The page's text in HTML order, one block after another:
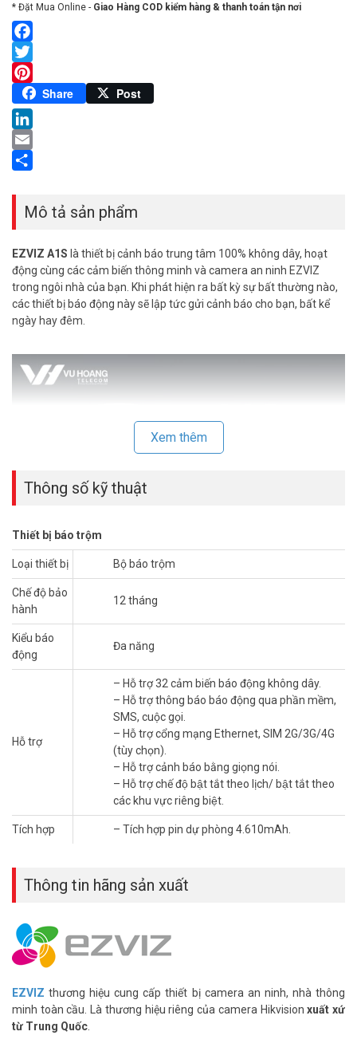
* Đặt Mua Online - Giao Hàng COD kiểm hàng & thanh toán tận nơi
Facebook
Twitter
Pinterest
Share Post
LinkedIn
Email
Mô tả sản phẩm
EZVIZ A1S là thiết bị cảnh báo trung tâm 100% không dây, hoạt
động cùng các cảm biến thông minh và camera an ninh EZVIZ
trong ngôi nhà của bạn. Khi phát hiện ra bất kỳ sự bất thường nào,
các thiết bị báo động này sẽ lập tức gửi cảnh báo cho bạn, bất kể
ngày hay đêm.
Nhờ tích hợp pin sạc và kết nối bằng dữ liệu di động (tùy chọn), A1S
đảm bảo hệ thống an ninh của bạn luôn được kết nối với nhau và
với mạng Internet.
Ngôi nhà thông minh kiểu mới của riêng bạn
Tự tay thiết kế hệ thống nhà thông minh tích hợp từ các thiết bị
không dâycủa EZVIZ và điều khiển thông qua ứng dụng EZVIZ. A1S
mét, giúp bạn dễ dàng thiết kế mạng lưới an ninh phù hợp để bảo vệ
ngôi nhà của mình.
Ba phương thức kết nối
Xem thêm
Thông số kỹ thuật
Thiết bị báo trộm
Loại thiết bị Bộ báo trộm
Chế độ bảo
hành
12 tháng
Kiểu báo
động
Đa năng
Hỗ trợ
– Hỗ trợ 32 cảm biến báo động không dây.
– Hỗ trợ thông báo báo động qua phần mềm,
SMS, cuộc gọi.
– Hỗ trợ cổng mạng Ethernet, SIM 2G/3G/4G
(tùy chọn).
– Hỗ trợ cảnh báo bằng giọng nói.
– Hỗ trợ chế độ bật tắt theo lịch/ bật tắt theo
các khu vực riêng biệt.
Tích hợp – Tích hợp pin dự phòng 4.610mAh.
Thông tin hãng sản xuất
EZVIZ thương hiệu cung cấp thiết bị camera an ninh, nhà thông
minh toàn cầu. Là thương hiệu riêng của camera Hikvisionxuất xứ
từ Trung Quốc